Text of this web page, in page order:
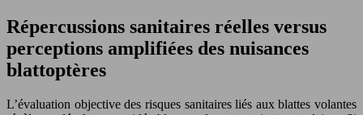
Répercussions sanitaires réelles versus
perceptions amplifiées des nuisances
blattoptères
L’évaluation objective des risques sanitaires liés aux blattes volantes